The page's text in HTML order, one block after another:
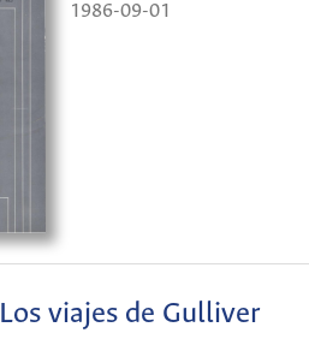
1986-09-01
Los viajes de Gulliver